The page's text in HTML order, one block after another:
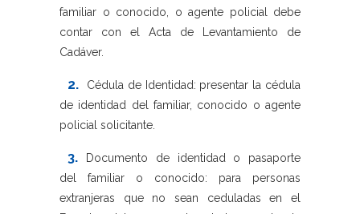
familiar o conocido, o agente policial debe
contar con el Acta de Levantamiento de
Cadáver.
2.
Cédula de Identidad: presentar la cédula
de identidad del familiar, conocido o agente
policial solicitante.
3.
Documento de identidad o pasaporte
del familiar o conocido: para personas
extranjeras que no sean ceduladas en el